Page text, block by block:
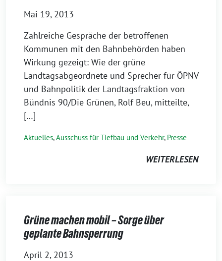
Mai 19, 2013
Zahlreiche Gespräche der betroffenen
Kommunen mit den Bahnbehörden haben
Wirkung gezeigt: Wie der grüne
Landtagsabgeordnete und Sprecher für ÖPNV
und Bahnpolitik der Landtagsfraktion von
Bündnis 90/Die Grünen, Rolf Beu, mitteilte,
[…]
Aktuelles,Ausschuss für Tiefbau und Verkehr, Presse
WEITERLESEN
Grüne machen mobil – Sorge über
geplante Bahnsperrung
April 2, 2013